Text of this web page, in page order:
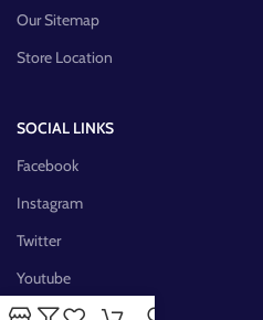
Our Sitemap
Store Location
SOCIAL LINKS
Facebook
Instagram
Twitter
Youtube
Pinterest